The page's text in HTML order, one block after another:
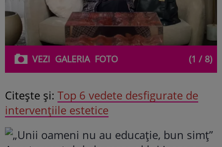
VEZI GALERIAFOTO (1 / 8)
Citeşte şi: Top 6 vedete desfigurate de
intervențiile estetice